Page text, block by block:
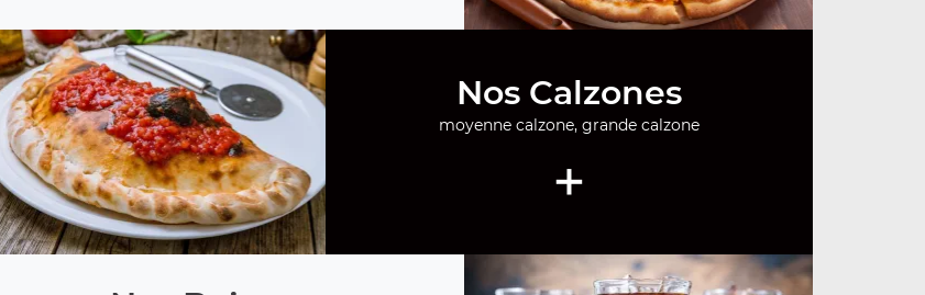
Nos Calzones
moyenne calzone, grande calzone
+